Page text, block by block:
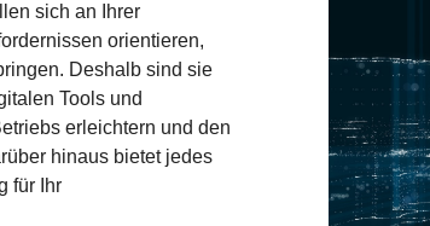
sich an Ihrer
orientieren,
Deshalb sind sie
Tools und
erleichtern und den
hinaus bietet jedes
für Ihr